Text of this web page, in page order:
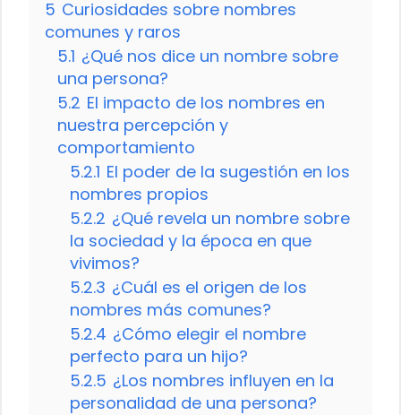
5 Curiosidades sobre nombres
comunes y raros
5.1 ¿Qué nos dice un nombre sobre
una persona?
5.2 El impacto de los nombres en
nuestra percepción y
comportamiento
5.2.1 El poder de la sugestión en los
nombres propios
5.2.2 ¿Qué revela un nombre sobre
la sociedad y la época en que
vivimos?
5.2.3 ¿Cuál es el origen de los
nombres más comunes?
5.2.4 ¿Cómo elegir el nombre
perfecto para un hijo?
5.2.5 ¿Los nombres influyen en la
personalidad de una persona?